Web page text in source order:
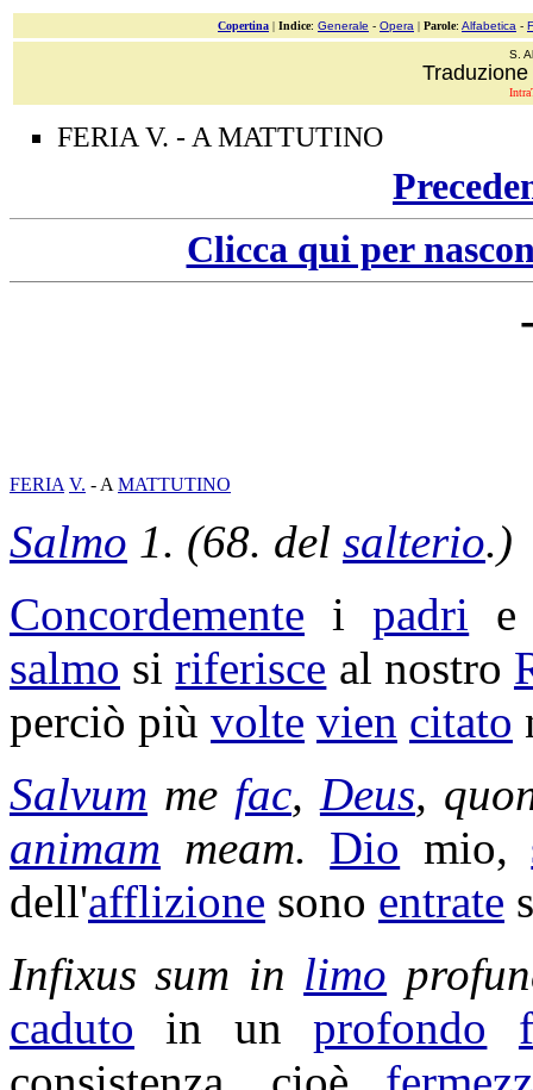
Copertina | Indice: Generale - Opera | Parole: Alfabetica -
S.
FERIA V. - A MATTUTINO
Clicca qui per
FERIA V. - A MATTUTINO
Salmo 1. (68. del salterio.)
Concordemente ipadri
salmo siriferisce al nostro
perciò più volte vien citato
Salvum me fac, Deus,
animam meam. Dio mio,
dell'afflizione sono entrate
Infixus sum in limo
caduto in unprofondo